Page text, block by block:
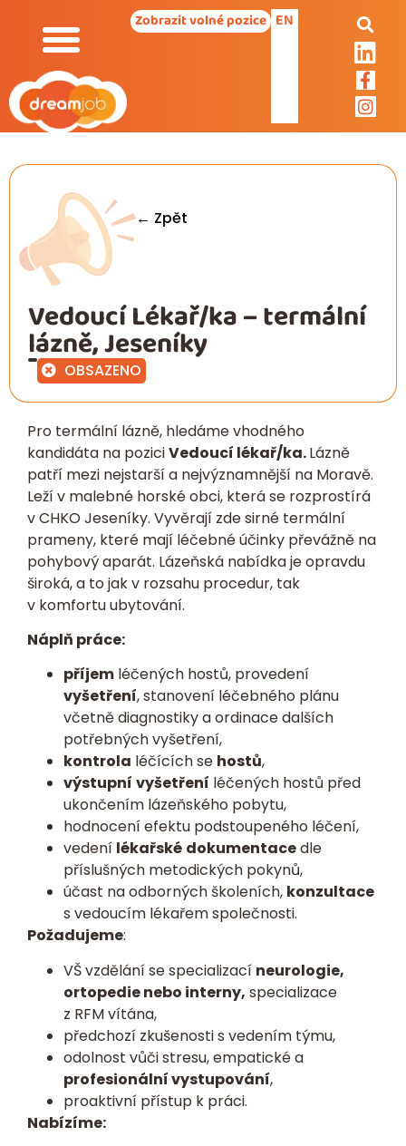
Zobrazit volné pozice EN
← Zpět
Vedoucí Lékař/ka – termální
lázně, Jeseníky
OBSAZENO
Pro termální lázně, hledáme vhodného
kandidáta na poziciVedoucí lékař/ka.Lázně
patří mezi nejstarší a nejvýznamnější na Moravě.
Leží v malebné horské obci, která se rozprostírá
v CHKO Jeseníky. Vyvěrají zde sirné termální
prameny, které mají léčebné účinky převážně na
pohybový aparát. Lázeňská nabídka je opravdu
široká, a to jak v rozsahu procedur, tak
v komfortu ubytování.
Náplň práce:
příjem léčených hostů, provedení
vyšetření, stanovení léčebného plánu
včetně diagnostiky a ordinace dalších
potřebných vyšetření,
kontrola léčících se hostů,
výstupní vyšetření léčených hostů před
ukončením lázeňského pobytu,
hodnocení efektu podstoupeného léčení,
vedení lékařské dokumentacedle
příslušných metodických pokynů,
účast na odborných školeních, konzultace
s vedoucím lékařem společnosti.
Požadujeme:
VŠ vzdělání se specializací neurologie,
ortopedie nebo interny, specializace
z RFM vítána,
předchozí zkušenosti s vedením týmu,
odolnost vůči stresu, empatické a
profesionální vystupování,
proaktivní přístup k práci.
Nabízíme: